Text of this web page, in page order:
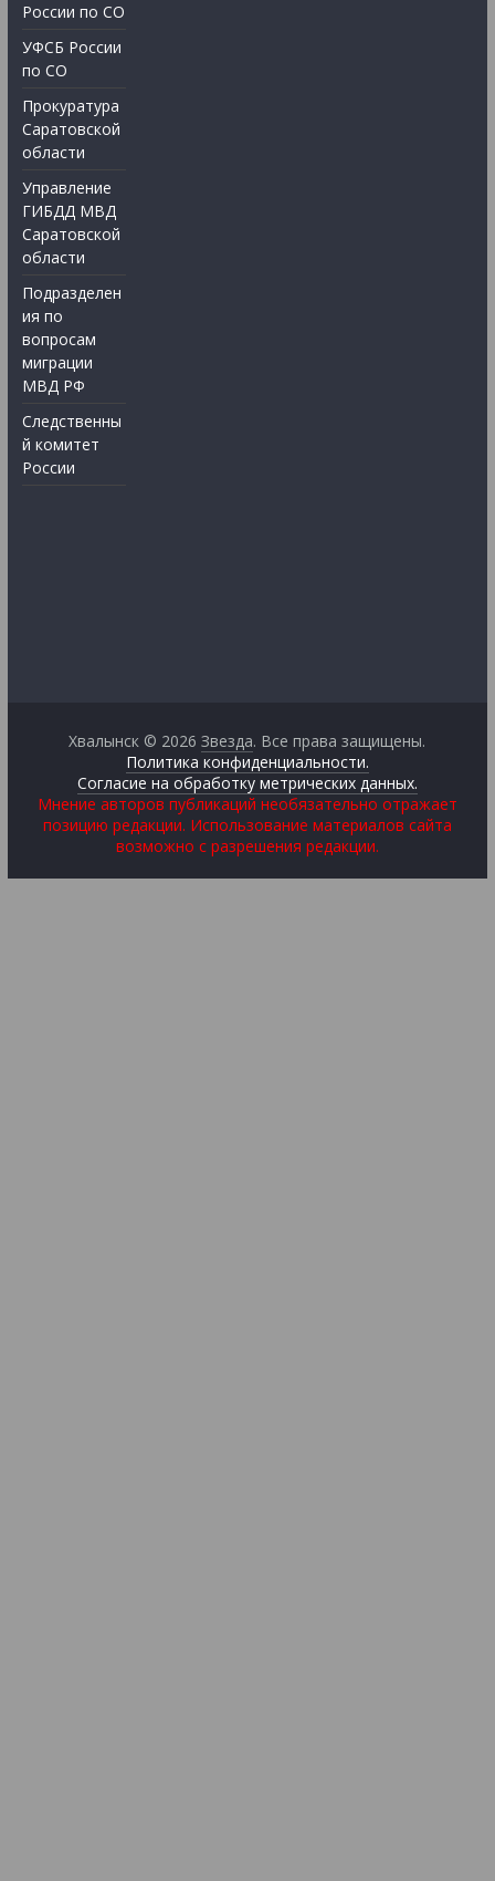
России по СО
УФСБ России
по СО
Прокуратура
Саратовской
области
Управление
ГИБДД МВД
Саратовской
области
Подразделен
ия по
вопросам
миграции
МВД РФ
Следственны
й комитет
России
Хвалынск © 2026Звезда. Все права защищены.
Политика конфиденциальности.
Согласие на обработку метрических данных.
Мнение авторов публикаций необязательно отражает
позицию редакции. Использование материалов сайта
возможно с разрешения редакции.